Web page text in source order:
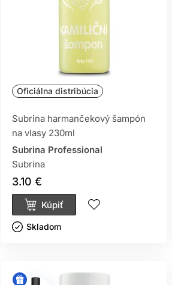
Oficiálna distribúcia
Subrina harmančekový šampón
na vlasy 230ml
Subrina Professional
Subrina
3.10 €
Kúpiť
Skladom ㅤ